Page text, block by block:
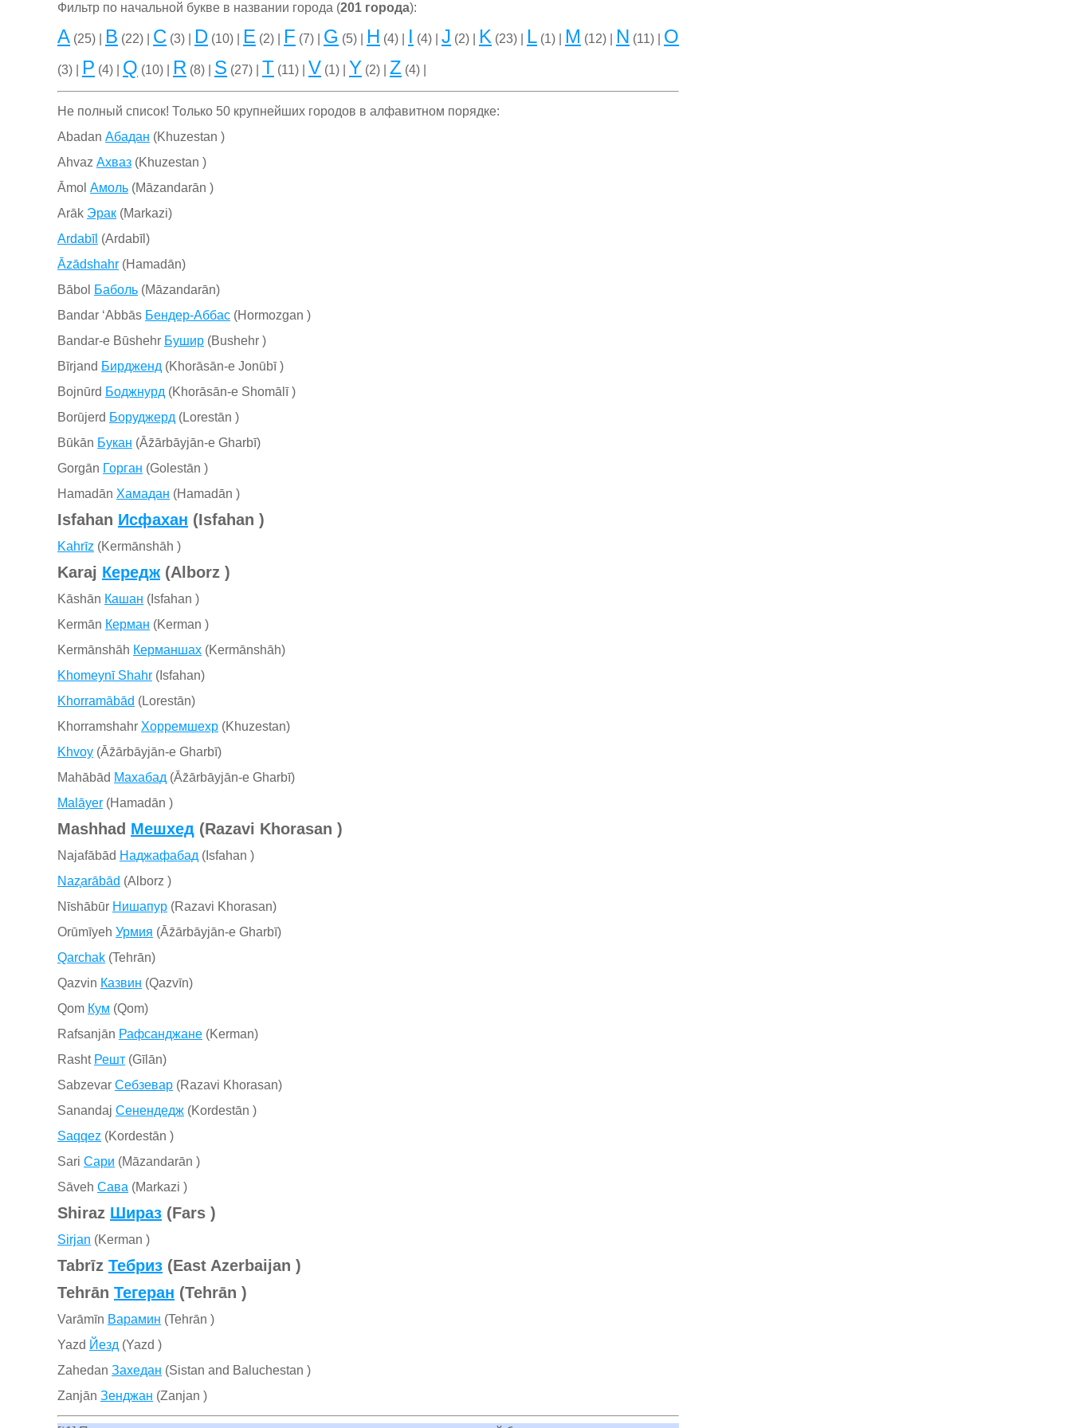
Фильтр по начальной букве в названии города (201 города):
A (25) | B (22) | C (3) | D (10) | E (2) | F (7) | G (5) | H (4) | I (4) | J (2) | K (23) | L (1) | M (12) | N (11) | O
(3) | P (4) | Q (10) | R (8) | S (27) | T (11) | V (1) | Y (2) | Z (4) |
Не полный список! Только 50 крупнейших городов в алфавитном порядке:
Abadan Абадан (Khuzestan )
Ahvaz Ахваз (Khuzestan )
Āmol Амоль (Māzandarān )
Arāk Эрак (Markazi)
Ardabīl (Ardabīl)
Āzādshahr (Hamadān)
Bābol Баболь (Māzandarān)
Bandar ‘Abbās Бендер-Аббас (Hormozgan )
Bandar-e Būshehr Бушир (Bushehr )
Bīrjand Бирдженд (Khorāsān-e Jonūbī )
Bojnūrd Боджнурд (Khorāsān-e Shomālī )
Borūjerd Боруджерд (Lorestān )
Būkān Букан (Āz̄ārbāyjān-e Gharbī)
Gorgān Горган (Golestān )
Hamadān Хамадан (Hamadān )
Isfahan Исфахан (Isfahan )
Kahrīz (Kermānshāh )
Karaj Кередж (Alborz )
Kāshān Кашан (Isfahan )
Kermān Керман (Kerman )
Kermānshāh Керманшах (Kermānshāh)
Khomeynī Shahr (Isfahan)
Khorramābād (Lorestān)
Khorramshahr Хорремшехр (Khuzestan)
Khvoy (Āz̄ārbāyjān-e Gharbī)
Mahābād Махабад (Āz̄ārbāyjān-e Gharbī)
Malāyer (Hamadān )
Mashhad Мешхед (Razavi Khorasan )
Najafābād Наджафабад (Isfahan )
Naz̧arābād (Alborz )
Nīshābūr Нишапур (Razavi Khorasan)
Orūmīyeh Урмия (Āz̄ārbāyjān-e Gharbī)
Qarchak (Tehrān)
Qazvin Казвин (Qazvīn)
Qom Кум (Qom)
Rafsanjān Рафсанджане (Kerman)
Rasht Решт (Gīlān)
Sabzevar Себзевар (Razavi Khorasan)
Sanandaj Сенендедж (Kordestān )
Saqqez (Kordestān )
Sari Сари (Māzandarān )
Sāveh Сава (Markazi )
Shiraz Шираз (Fars )
Sirjan (Kerman )
Tabrīz Тебриз (East Azerbaijan )
Tehrān Тегеран (Tehrān )
Varāmīn Варамин (Tehrān )
Yazd Йезд (Yazd )
Zahedan Захедан (Sistan and Baluchestan )
Zanjān Зенджан (Zanjan )